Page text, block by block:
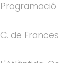
Programació
C. de